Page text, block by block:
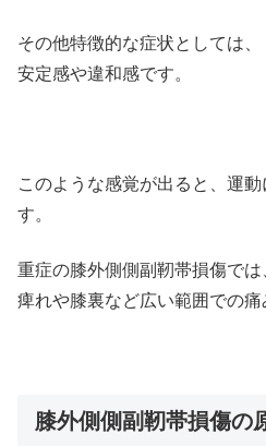
その他特徴的な症状としては
安定感や違和感です。
このような感覚が出ると、運
す。
重症の膝外側側副靭帯損傷で
痺れや膝裏など広い範囲での痛
膝外側側副靭帯損傷の